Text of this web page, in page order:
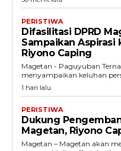
PERISTIWA
Difasilitasi DPRD
Sampaikan Aspirasi
Riyono Caping
Magetan - Paguyuban
menyampaikan keluhan
1 hari lalu
PERISTIWA
Dukung
Magetan, Riyono
Magetan – Magetan akan